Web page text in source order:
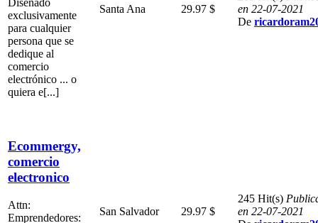
exclusivamente
para cualquier
persona que se
dedique al
comercio
electrónico ... o
quiera e[...]
Santa Ana 29.97 $
en 22-07-2021
De
Ecommergy,
comercio
electronico
Attn:
Emprendedores:
San Salvador 29.97 $
245 Hit(s)
en 22-07-2021